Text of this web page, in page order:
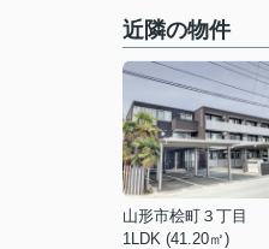
近隣の物件
山形市桧町３丁目
1LDK (41.20㎡)